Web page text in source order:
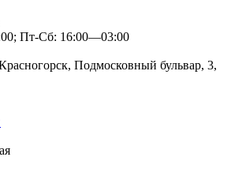
Пт-Сб: 16:00—03:00
Подмосковный бульвар, 3,